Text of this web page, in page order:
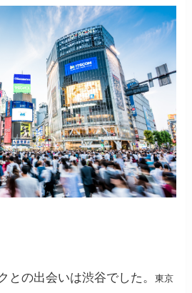
との出会いは渋谷でした。東京